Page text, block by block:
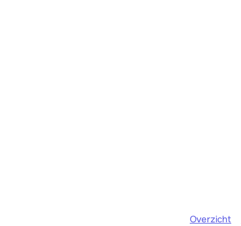
Overzicht